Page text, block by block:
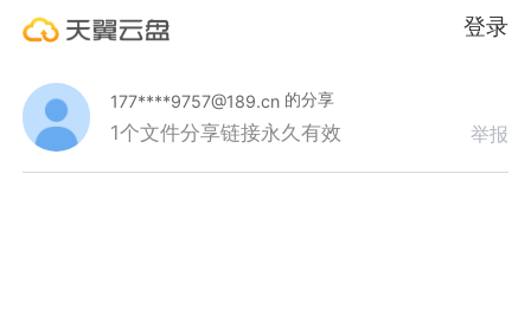
登录
177****9757@189.cn 的分享
1个文件分享链接永久有效 举报